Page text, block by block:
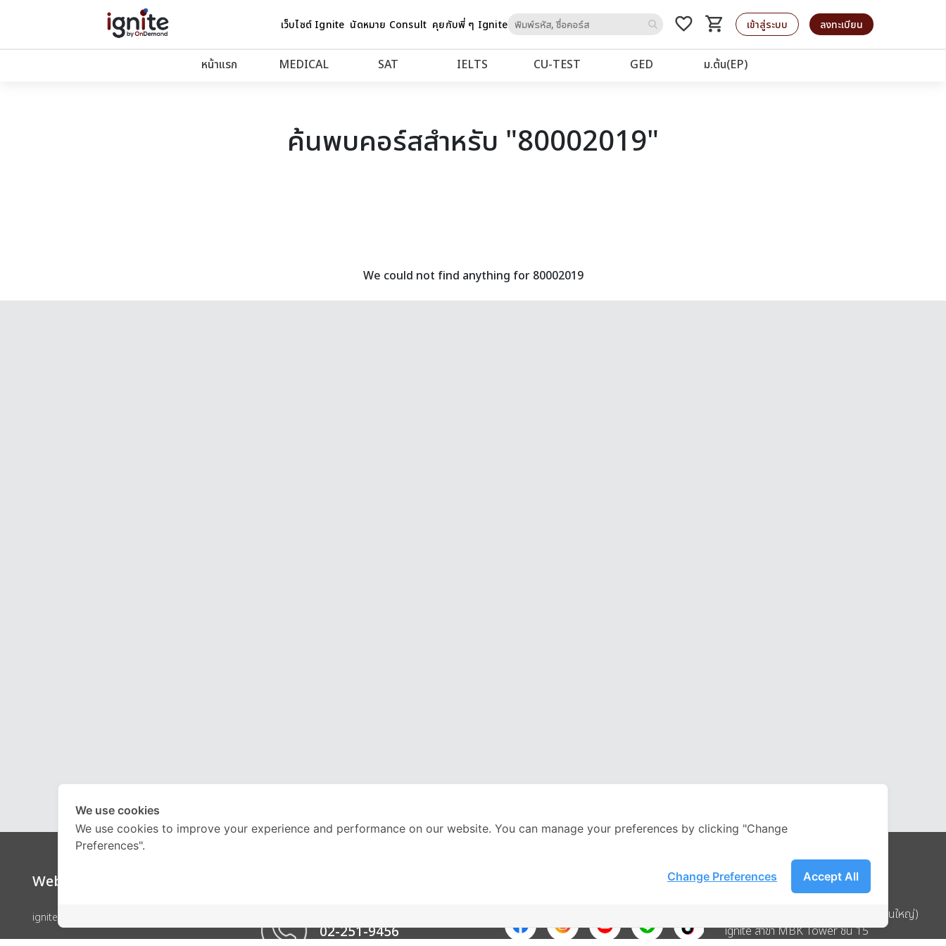
เว็บไซต์ Ignite นัดหมาย Consult คุยกับพี่ ๆ Igniteto
favorite_border shopping_cart
รถเข็น เข้าสู่ระบบ ลงทะเบียน
หน้าแรก MEDICAL SAT IELTS CU‑TEST GED ม.ต้น(EP)
ค้นพบคอร์สสำหรับ "80002019"
We could not find anything for 80002019
Website
ignite by OnDemand
02-251-9456
Address
บริษัท อิกไนท์ เอ สตาร์ จำกัด (สำนักงานใหญ่)
ignite สาขา MBK Tower ชั้น 15
We use cookies
We use cookies to improve your experience and performance on our website. You can manage your preferences by clicking "Change
Preferences".
Accept All
Change Preferences